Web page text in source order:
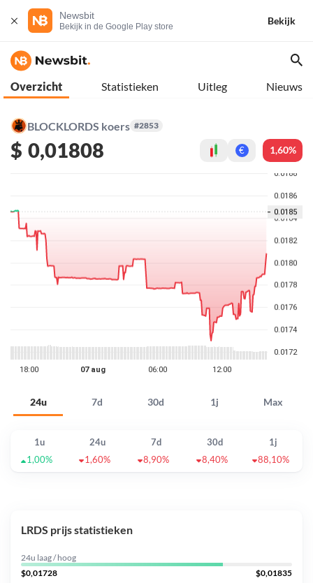
Newsbit
Bekijk in de Google Play store
Bekijk
Overzicht Statistieken Uitleg Nieuws
BLOCKLORDS koers #2853
$ 0,01808 € 1,60%
24u 7d 30d 1j Max
1u 24u 7d 30d
1j
1,00%
1,60% 8,90% 8,40% 88,10%
LRDS prijs statistieken
24u laag / hoog
$0,01728
$0,01835